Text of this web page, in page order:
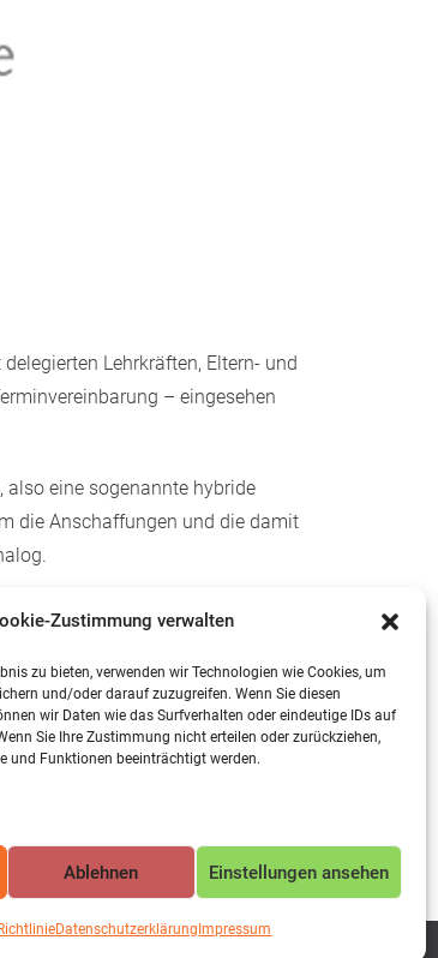
Zustimmung verwalten
zu bieten, verwenden wir Technologien wie Cookies, um
und/oder darauf zuzugreifen. Wenn Sie diesen
wir Daten wie das Surfverhalten oder eindeutige IDs auf
Sie Ihre Zustimmung nicht erteilen oder zurückziehen,
und Funktionen beeinträchtigt werden.
Ablehnen Einstellungen ansehen
Datenschutzerklärung Impressum
Lehrkräften, Eltern- und
– eingesehen
eine sogenannte hybride
die Anschaffungen und die damit
Mayen-Koblenz, und das
Schulcampus denkbar, jedoch